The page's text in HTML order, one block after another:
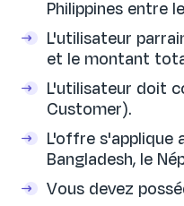
Philippines entre
L'utilisateur
et le montant
L'utilisateur doit
Customer).
L'offre s'applique
Bangladesh, le
Vous devez